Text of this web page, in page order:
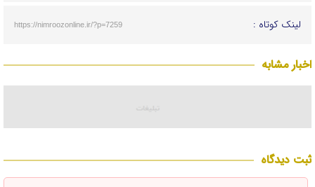
لینک کوتاه : https://nimroozonline.ir/?p=7259
اخبار مشابه
ثبت دیدگاه